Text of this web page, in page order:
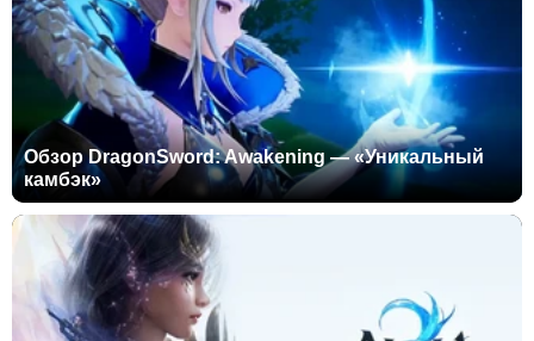
Обзор DragonSword: Awakening — «Уникальный
камбэк»